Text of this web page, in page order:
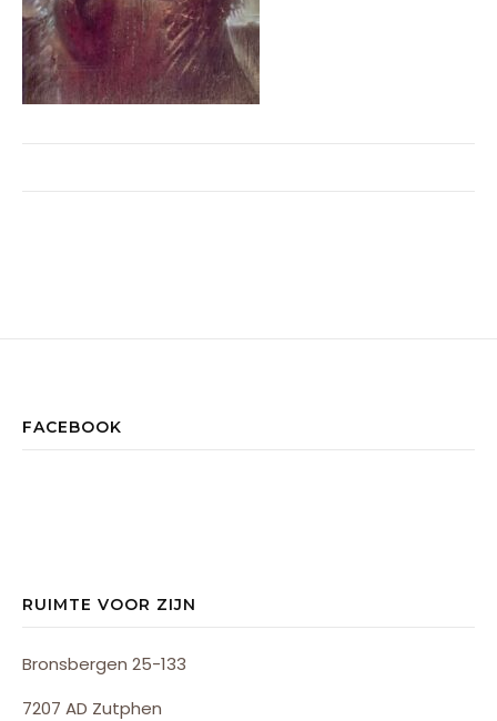
FACEBOOK
RUIMTE VOOR ZIJN
Bronsbergen 25-133
7207 AD Zutphen